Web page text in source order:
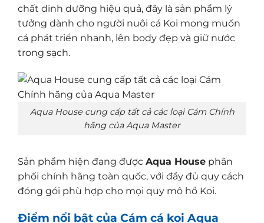
chất dinh dưỡng hiệu quả, đây là sản phẩm lý
tưởng dành cho người nuôi cá Koi mong muốn
cá phát triển nhanh, lên body đẹp và giữ nước
trong sạch.
Aqua House cung cấp tất cả các loại Cám Chính
hãng của Aqua Master
Sản phẩm hiện đang được Aqua House phân
phối chính hãng toàn quốc, với đầy đủ quy cách
đóng gói phù hợp cho mọi quy mô hồ Koi.
Điểm nổi bật của Cám cá koi Aqua